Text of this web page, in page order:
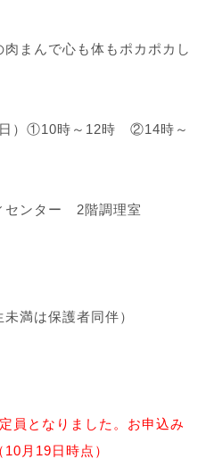
まんで心も体もポカポカし
日）①10時～12時 ②14時～
センター 2階調理室
満は保護者同伴）
員となりました。お申込み
月19日時点）